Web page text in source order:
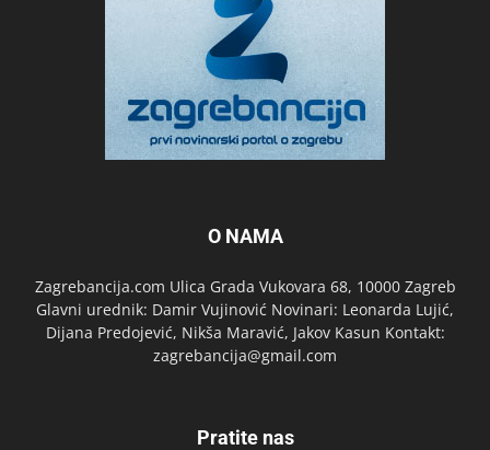
O NAMA
Zagrebancija.com Ulica Grada Vukovara 68, 10000 Zagreb
Glavni urednik: Damir Vujinović Novinari: Leonarda Lujić,
Dijana Predojević, Nikša Maravić, Jakov Kasun Kontakt:
zagrebancija@gmail.com
Pratite nas